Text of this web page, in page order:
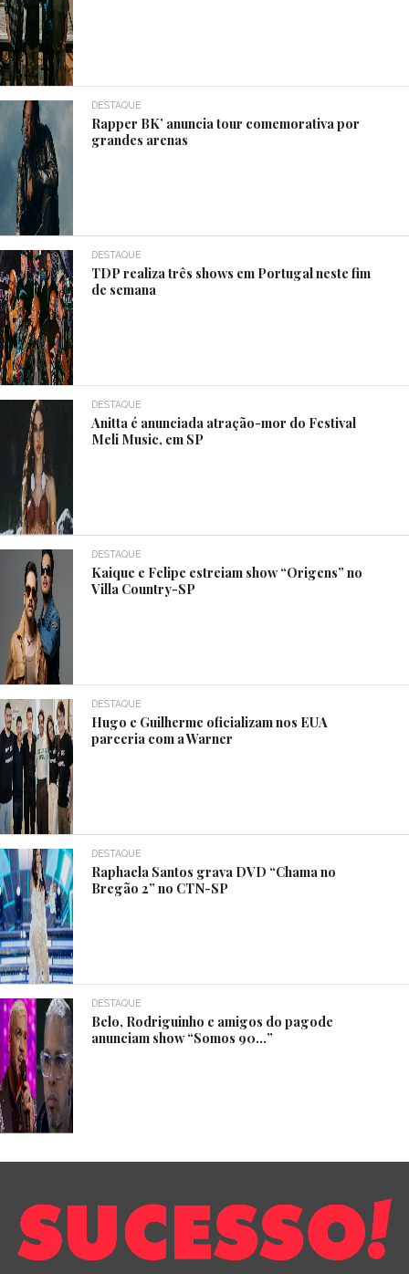
DESTAQUE
Rapper BK’ anuncia tour comemorativa por
grandes arenas
DESTAQUE
TDP realiza três shows em Portugal neste fim
de semana
DESTAQUE
Anitta é anunciada atração-mor do Festival
Meli Music, em SP
DESTAQUE
Kaique e Felipe estreiam show “Origens” no
Villa Country-SP
DESTAQUE
Hugo e Guilherme oficializam nos EUA
parceria com a Warner
DESTAQUE
Raphaela Santos grava DVD “Chama no
Bregão 2” no CTN-SP
DESTAQUE
Belo, Rodriguinho e amigos do pagode
anunciam show “Somos 90…”